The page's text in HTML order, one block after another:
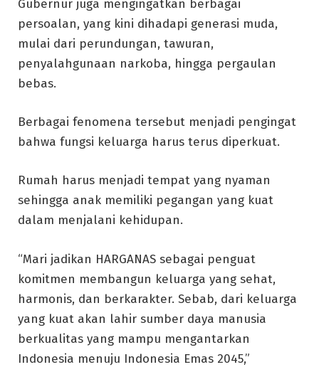
Gubernur juga mengingatkan berbagai
persoalan, yang kini dihadapi generasi muda,
mulai dari perundungan, tawuran,
penyalahgunaan narkoba, hingga pergaulan
bebas.
Berbagai fenomena tersebut menjadi pengingat
bahwa fungsi keluarga harus terus diperkuat.
Rumah harus menjadi tempat yang nyaman
sehingga anak memiliki pegangan yang kuat
dalam menjalani kehidupan.
“Mari jadikan HARGANAS sebagai penguat
komitmen membangun keluarga yang sehat,
harmonis, dan berkarakter. Sebab, dari keluarga
yang kuat akan lahir sumber daya manusia
berkualitas yang mampu mengantarkan
Indonesia menuju Indonesia Emas 2045,”